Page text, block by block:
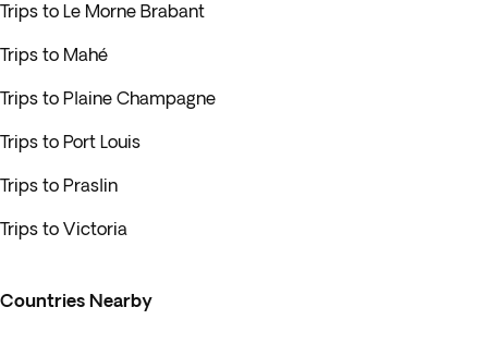
Trips to Le Morne Brabant
Trips to Mahé
Trips to Plaine Champagne
Trips to Port Louis
Trips to Praslin
Trips to Victoria
Countries Nearby